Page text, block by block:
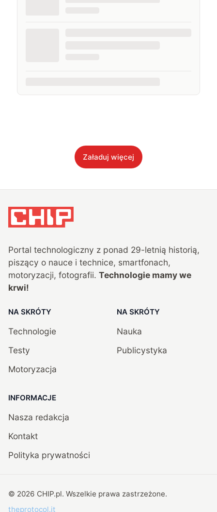
Załaduj więcej
Portal technologiczny z ponad 29-letnią historią,
piszący o nauce i technice, smartfonach,
motoryzacji, fotografii. Technologie mamy we
krwi!
NA SKRÓTY
Technologie
Testy
Motoryzacja
NA SKRÓTY
Nauka
Publicystyka
INFORMACJE
Nasza redakcja
Kontakt
Polityka prywatności
© 2026 CHIP.pl. Wszelkie prawa zastrzeżone.
theprotocol.it